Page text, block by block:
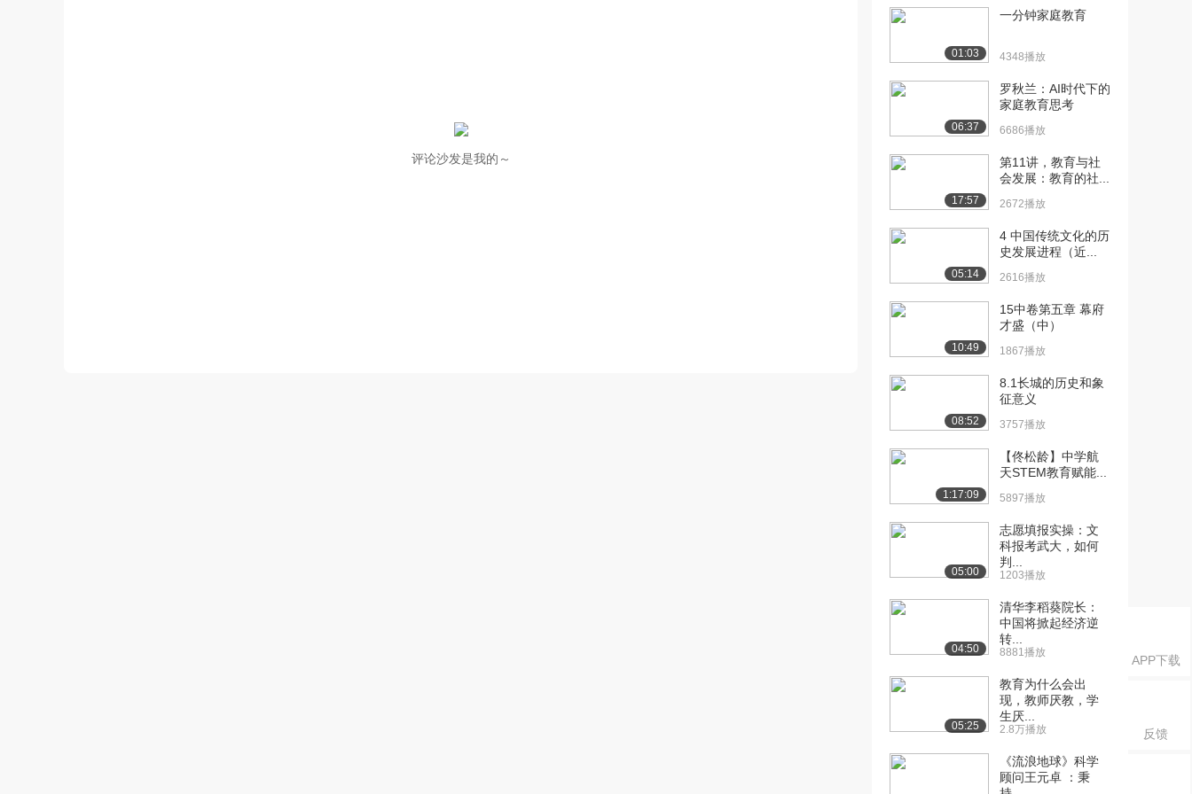
APP下载
反馈
评论沙发是我的～
资本-帝国主义...
2.4万播放
[11] 武汉大学公开课：不
平等条约体系及后...
2.2万播放
[12] 武汉大学公开课：中
国人民反抗外来侵...
2.3万播放
10:33
[13] 武汉大学公开课：.反
10:01
[14] 武汉大学公开课：民
09:00
[15] 武汉大学公开课：第
11:43
[16] 武汉大学公开课：从
11:54
[17] 武汉大学公开课：洋
11:43
[18] 武汉大学公开课：早
期改良主义知识分...
花一现的百日维新
[20] 武汉大学公开课：戊
戌维新运动失败的...
01:03
一分钟家庭教育
4348播放
06:37
罗秋兰：AI时代下的
家庭教育思考
6686播放
17:57
第11讲，教育与社
会发展：教育的社...
2672播放
05:14
4 中国传统文化的历
史发展进程（近...
2616播放
10:49
15中卷第五章 幕府
才盛（中）
1867播放
08:52
8.1长城的历史和象
征意义
3757播放
1:17:09
【佟松龄】中学航
天STEM教育赋能...
5897播放
05:00
志愿填报实操：文
科报考武大，如何
判...
1203播放
04:50
清华李稻葵院长：
中国将掀起经济逆
转...
8881播放
05:25
教育为什么会出
现，教师厌教，学
生厌...
2.8万播放
《流浪地球》科学
顾问王元卓 ：秉